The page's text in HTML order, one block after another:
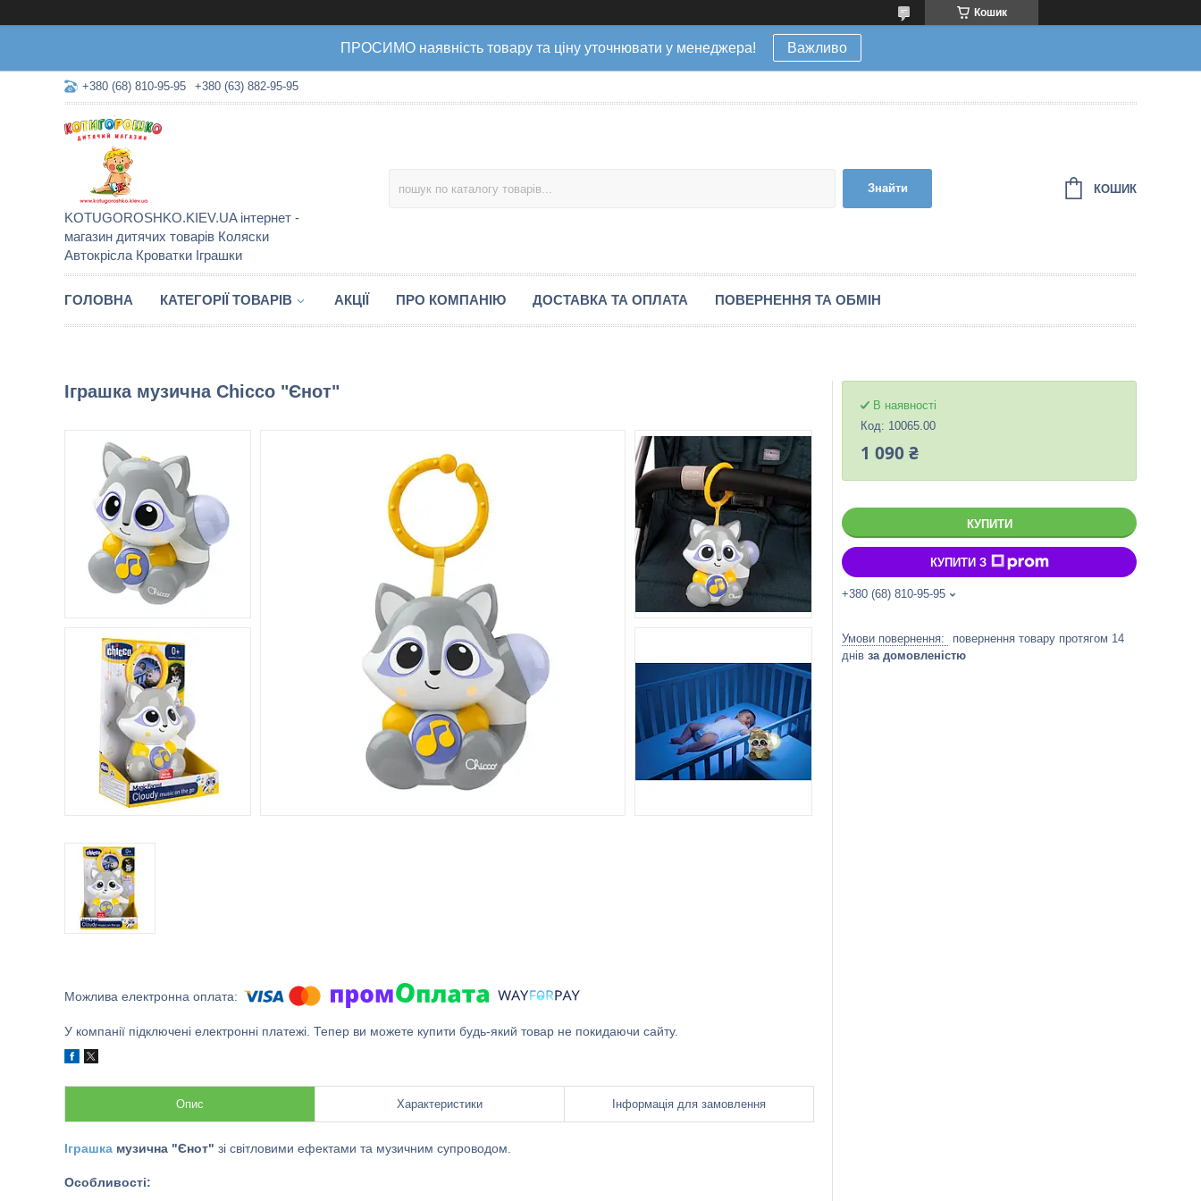
Кошик
ПРОСИМО наявність товару та ціну уточнювати у менеджера! Важливо
+380 (68) 810-95-95 +380 (63) 882-95-95
KOTUGOROSHKO.KIEV.UA інтернет -
магазин дитячих товарів Коляски
Автокрісла Кроватки Іграшки
Знайти КОШИК
ГОЛОВНА КАТЕГОРІЇ ТОВАРІВ АКЦІЇ ПРО КОМПАНІЮ ДОСТАВКА ТА ОПЛАТА ПОВЕРНЕННЯ ТА ОБМІН
Іграшка музична Chicco "Єнот"
У компанії підключені електронні платежі. Тепер ви можете купити будь-який товар не покидаючи сайту.
Опис Характеристики Інформація для замовлення
Іграшка музична "Єнот" зі світловими ефектами та музичним супроводом.
Особливості:
В наявності
Код: 10065.00
1 090 ₴
КУПИТИ
КУПИТИ З
+380 (68) 810-95-95
повернення товару протягом 14
днів за домовленістю